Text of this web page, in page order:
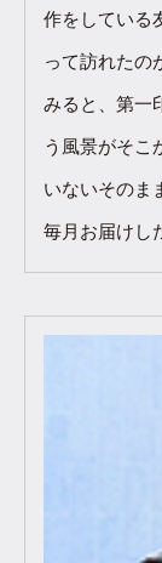
作をしている
って訪れたの
みると、第一
う風景がそこ
いないそのま
毎月お届けし